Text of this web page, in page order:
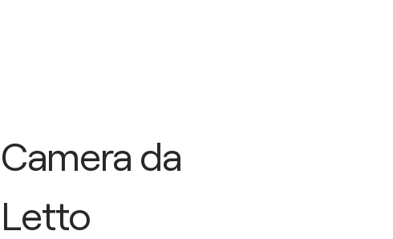
Camera da
Letto